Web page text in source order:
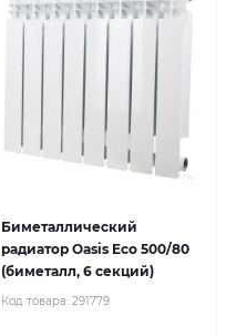
Биметаллический
радиатор Oasis Eco 500/80
(биметалл, 6 секций)
Код товара: 291779